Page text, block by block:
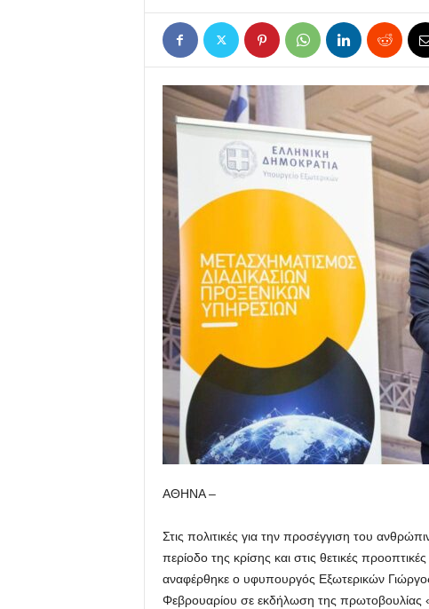
ΑΘΗΝΑ –
Στις πολιτικές για την προσέγγιση του
περίοδο της κρίσης και στις θετικές
αναφέρθηκε ο υφυπουργός Εξωτερικών
Φεβρουαρίου σε εκδήλωση της πρωτοβουλίας